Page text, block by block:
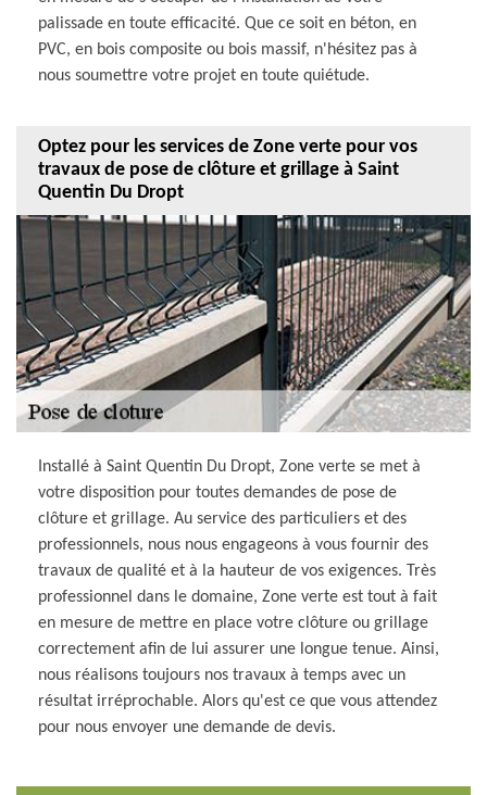
palissade en toute efficacité. Que ce soit en béton, en
PVC, en bois composite ou bois massif, n'hésitez pas à
nous soumettre votre projet en toute quiétude.
Optez pour les services de Zone verte pour vos
travaux de pose de clôture et grillage à Saint
Quentin Du Dropt
Installé à Saint Quentin Du Dropt, Zone verte se met à
votre disposition pour toutes demandes de pose de
clôture et grillage. Au service des particuliers et des
professionnels, nous nous engageons à vous fournir des
travaux de qualité et à la hauteur de vos exigences. Très
professionnel dans le domaine, Zone verte est tout à fait
en mesure de mettre en place votre clôture ou grillage
correctement afin de lui assurer une longue tenue. Ainsi,
nous réalisons toujours nos travaux à temps avec un
résultat irréprochable. Alors qu'est ce que vous attendez
pour nous envoyer une demande de devis.